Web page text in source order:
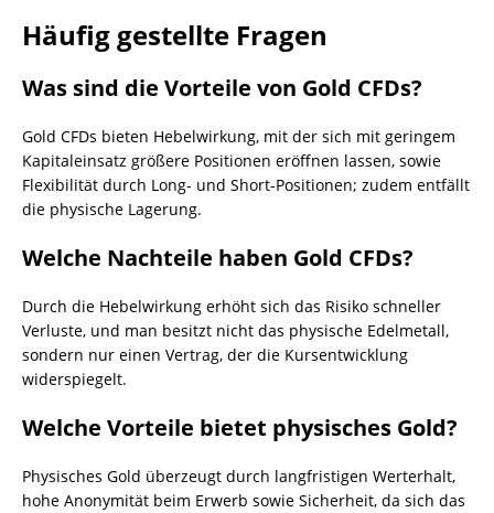
Häufig gestellte Fragen
Was sind die Vorteile von Gold CFDs?
Gold CFDs bieten Hebelwirkung, mit der sich mit geringem
Kapitaleinsatz größere Positionen eröffnen lassen, sowie
Flexibilität durch Long- und Short-Positionen; zudem entfällt
die physische Lagerung.
Welche Nachteile haben Gold CFDs?
Durch die Hebelwirkung erhöht sich das Risiko schneller
Verluste, und man besitzt nicht das physische Edelmetall,
sondern nur einen Vertrag, der die Kursentwicklung
widerspiegelt.
Welche Vorteile bietet physisches Gold?
Physisches Gold überzeugt durch langfristigen Werterhalt,
hohe Anonymität beim Erwerb sowie Sicherheit, da sich das